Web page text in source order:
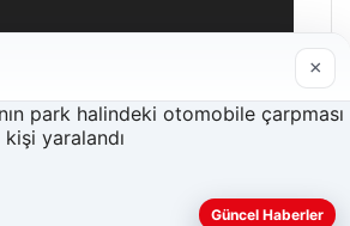
Bürosu
daha iyi anlayabilmek,
×
Güncel Haberler